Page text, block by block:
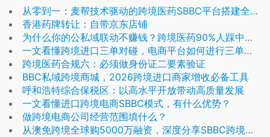
从零到一：麦帮技术驱动的跨境医药SBBC平台搭建全流程
香港药牌转让：自带京东店铺
为什么你的公私域联动不赚钱？跨境医药90%人踩中的落地误区
一文看懂跨境进口三单对碰，电商平台如何进行三单对碰？
跨境医药合规六：必须做身份证二要素验证
BBC私域跨境商城，2026跨境进口商家增收必备工具
呼和浩特综合保税区：以高水平开放带动高质量发展
一文看懂进口跨境电商SBBC模式，有什么优势？
做跨境电商公司经营范围填什么？
从澳免跨境全球购5000万融资，深度分享SBBC跨境进口模式